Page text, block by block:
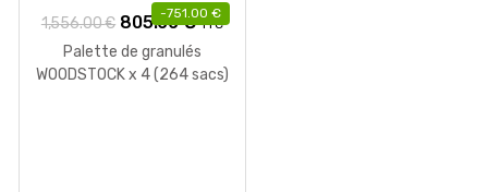
-751.00 €
1,556.00€ Le
prix
initial
805.00€Le
prix
actuel
TTC
Palette de granulés
WOODSTOCK x 4 (264 sacs)